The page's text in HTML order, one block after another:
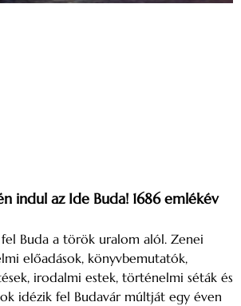
indul az Ide Buda! 1686 emlékév
Buda a török uralom alól. Zenei
előadások, könyvbemutatók,
irodalmi estek, történelmi séták és
idézik fel Budavár múltját egy éven